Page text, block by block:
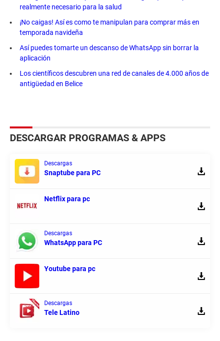
realmente necesario para la salud
¡No caigas! Así es como te manipulan para comprar más en
temporada navideña
Así puedes tomarte un descanso de WhatsApp sin borrar la
aplicación
Los científicos descubren una red de canales de 4.000 años de
antigüedad en Belice
DESCARGAR PROGRAMAS & APPS
Descargas
Snaptube para PC
Netflix para pc
Descargas
WhatsApp para PC
Youtube para pc
Descargas
Tele Latino